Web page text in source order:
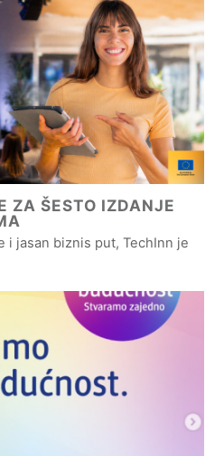
ZA ŠESTO IZDANJE
i jasan biznis put, TechInn je